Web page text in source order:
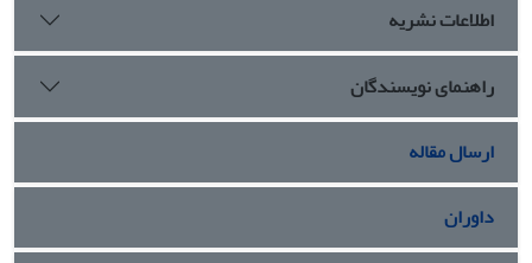
اطلاعات نشریه
راهنمای نویسندگان
ارسال مقاله
داوران